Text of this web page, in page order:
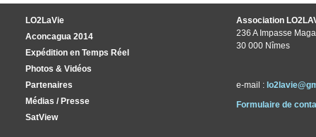
LO2LaVie
Aconcagua 2014
Expédition en Temps Réel
Photos & Vidéos
Partenaires
Médias / Presse
SatView
Association
236 A Impasse
30 000 Nîmes
e-mail :
Formulaire de